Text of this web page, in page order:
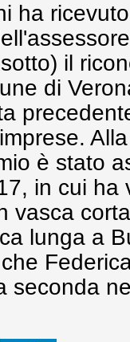
ha
il
di
è stato
in cui ha
vasca
lunga a
seconda